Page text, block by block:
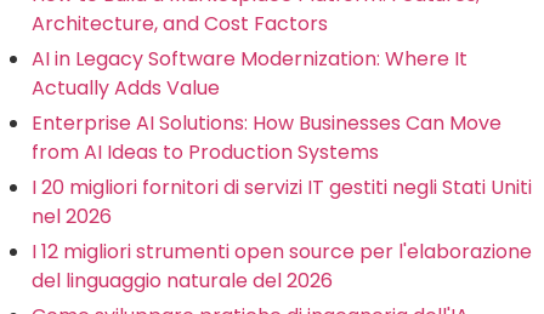
Architecture, and Cost Factors
AI in Legacy Software Modernization: Where It
Actually Adds Value
Enterprise AI Solutions: How Businesses Can Move
from AI Ideas to Production Systems
I 20 migliori fornitori di servizi IT gestiti negli Stati Uniti
nel 2026
I 12 migliori strumenti open source per l'elaborazione
del linguaggio naturale del 2026